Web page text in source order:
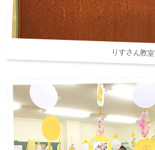
りすさん教室